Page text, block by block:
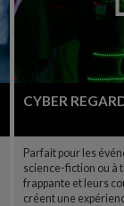
CYBER
Parfait pour les
science-fiction ou à
frappante et leurs
créent une